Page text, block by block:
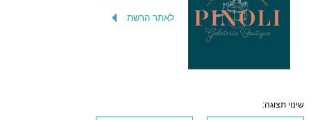
לאתר הרשת
שינוי תצוגה: